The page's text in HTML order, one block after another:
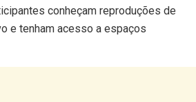
conheçam reproduções de
e tenham acesso a espaços